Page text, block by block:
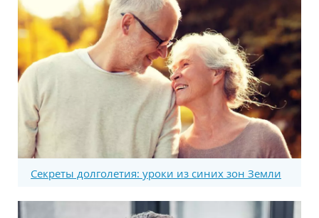
Секреты долголетия: уроки из синих зон Земли